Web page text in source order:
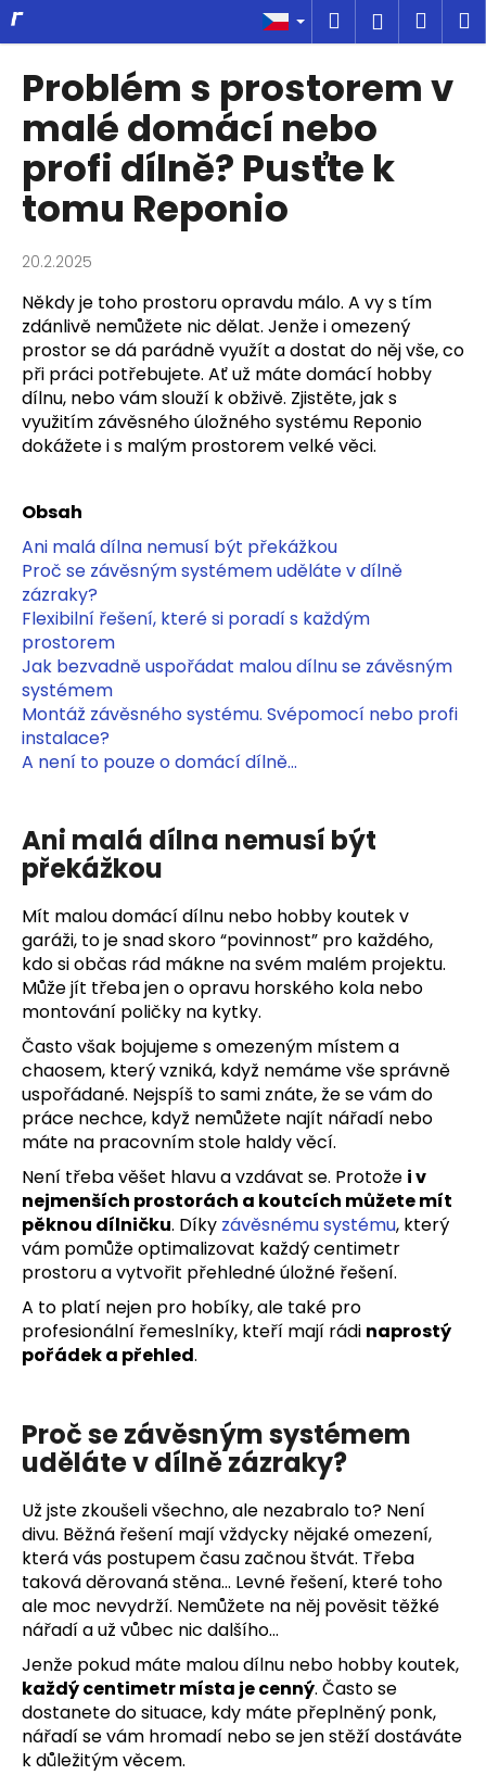
Přejít
na
obsah
Hledat
Problém s prostorem v
malé domácí nebo
profi dílně? Pusťte k
tomu Reponio
20.2.2025
Někdy je toho prostoru opravdu málo. A vy s tím
zdánlivě nemůžete nic dělat. Jenže i omezený
prostor se dá parádně využít a dostat do něj vše, co
při práci potřebujete. Ať už máte domácí hobby
dílnu, nebo vám slouží k obživě. Zjistěte, jak s
využitím závěsného úložného systému Reponio
dokážete i s malým prostorem velké věci.
Obsah
Ani malá dílna nemusí být překážkou
Proč se závěsným systémem uděláte v dílně
zázraky?
Flexibilní řešení, které si poradí s každým
prostorem
Jak bezvadně uspořádat malou dílnu se závěsným
systémem
Montáž závěsného systému. Svépomocí nebo profi
instalace?
A není to pouze o domácí dílně…
Ani malá dílna nemusí být
překážkou
Mít malou domácí dílnu nebo hobby koutek v
garáži, to je snad skoro “povinnost” pro každého,
kdo si občas rád mákne na svém malém projektu.
Může jít třeba jen o opravu horského kola nebo
montování poličky na kytky.
Často však bojujeme s omezeným místem a
chaosem, který vzniká, když nemáme vše správně
uspořádané. Nejspíš to sami znáte, že se vám do
práce nechce, když nemůžete najít nářadí nebo
máte na pracovním stole haldy věcí.
Není třeba věšet hlavu a vzdávat se. Protože i v
nejmenších prostorách a koutcích můžete mít
pěknou dílničku. Díky závěsnému systému, který
vám pomůže optimalizovat každý centimetr
prostoru a vytvořit přehledné úložné řešení.
A to platí nejen pro hobíky, ale také pro
profesionální řemeslníky, kteří mají rádi naprostý
pořádek a přehled.
Proč se závěsným systémem
uděláte v dílně zázraky?
Už jste zkoušeli všechno, ale nezabralo to? Není
divu. Běžná řešení mají vždycky nějaké omezení,
která vás postupem času začnou štvát. Třeba
taková děrovaná stěna… Levné řešení, které toho
ale moc nevydrží. Nemůžete na něj pověsit těžké
nářadí a už vůbec nic dalšího…
Jenže pokud máte malou dílnu nebo hobby koutek,
každý centimetr místa je cenný. Často se
dostanete do situace, kdy máte přeplněný ponk,
nářadí se vám hromadí nebo se jen stěží dostáváte
k důležitým věcem.
K
o
C
o
p
o
t
ř
e
b
u
j
e
t
e
a
j
í
t
?
D
o
p
o
r
u
č
u
j
e
m
e
PLASTOVÝ
HÁČEK
S
DRŽÁKEM
PAULO
39
Kč